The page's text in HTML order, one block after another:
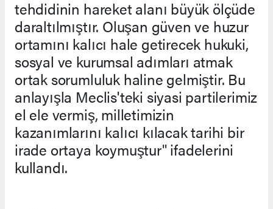
tehdidinin hareket alanı büyük ölçüde
daraltılmıştır. Oluşan güven ve huzur
ortamını kalıcı hale getirecek hukuki,
sosyal ve kurumsal adımları atmak
ortak sorumluluk haline gelmiştir. Bu
anlayışla Meclis'teki siyasi partilerimiz
el ele vermiş, milletimizin
kazanımlarını kalıcı kılacak tarihi bir
irade ortaya koymuştur" ifadelerini
kullandı.